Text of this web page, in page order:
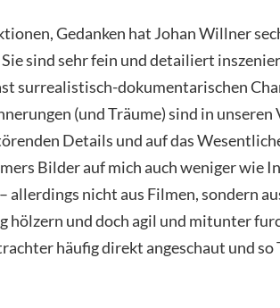
Gedanken hat Johan Willner
sind sehr fein und detailiert
surrealistisch-dokumentarischen
(und Träume) sind in unseren
Details und auf das
Bilder auf mich auch weniger wie
allerdings nicht aus Filmen, sondern
hölzern und doch agil und mitunter
häufig direkt angeschaut und so